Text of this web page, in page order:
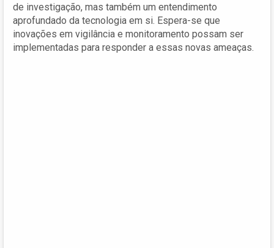
de investigação, mas também um entendimento
aprofundado da tecnologia em si. Espera-se que
inovações em vigilância e monitoramento possam ser
implementadas para responder a essas novas ameaças.